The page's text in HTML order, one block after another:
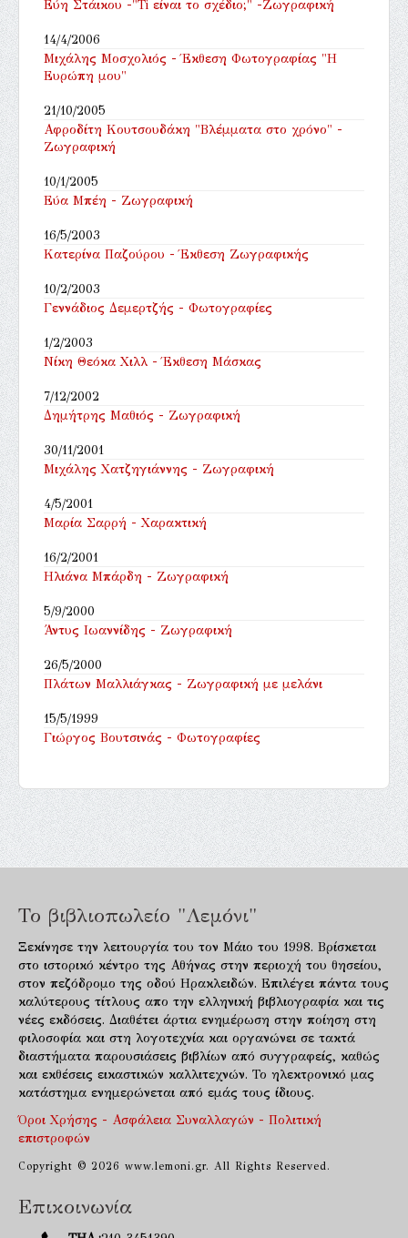
Εύη Στάικου -"Τi είναι το σχέδιο;" -Zωγραφική
14/4/2006
Μιχάλης Μοσχολιός - Έκθεση Φωτογραφίας "Η
Ευρώπη μου"
21/10/2005
Αφροδίτη Κουτσουδάκη "Βλέμματα στο χρόνο" -
Ζωγραφική
10/1/2005
Εύα Μπέη - Ζωγραφική
16/5/2003
Κατερίνα Παζούρου - Έκθεση Ζωγραφικής
10/2/2003
Γεννάδιος Δεμερτζής - Φωτογραφίες
1/2/2003
Νίκη Θεόκα Χιλλ - Έκθεση Μάσκας
7/12/2002
Δημήτρης Μαθιός - Ζωγραφική
30/11/2001
Μιχάλης Χατζηγιάννης - Ζωγραφική
4/5/2001
Μαρία Σαρρή - Χαρακτική
16/2/2001
Ηλιάνα Μπάρδη - Ζωγραφική
5/9/2000
Άντυς Ιωαννίδης - Ζωγραφική
26/5/2000
Πλάτων Μαλλιάγκας - Ζωγραφική με μελάνι
15/5/1999
Γιώργος Βουτσινάς - Φωτογραφίες
Το βιβλιοπωλείο "Λεμόνι"
Ξεκίνησε την λειτουργία του τον Μάιο του 1998. Βρίσκεται
στο ιστορικό κέντρο της Αθήνας στην περιοχή του θησείου,
στον πεζόδρομο της οδού Ηρακλειδών. Επιλέγει πάντα τους
καλύτερους τίτλους απο την ελληνική βιβλιογραφία και τις
νέες εκδόσεις. Διαθέτει άρτια ενημέρωση στην ποίηση στη
φιλοσοφία και στη λογοτεχνία και οργανώνει σε τακτά
διαστήματα παρουσιάσεις βιβλίων από συγγραφείς, καθώς
και εκθέσεις εικαστικών καλλιτεχνών. Το ηλεκτρονικό μας
κατάστημα ενημερώνεται από εμάς τους ίδιους.
Όροι Χρήσης - Ασφάλεια Συναλλαγών - Πολιτική
επιστροφών
Copyright © 2026 www.lemoni.gr. All Rights Reserved.
Επικοινωνία